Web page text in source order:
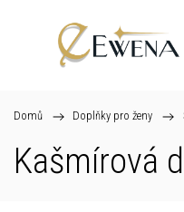
Domů / Doplňky pro ženy /
Kašmírová